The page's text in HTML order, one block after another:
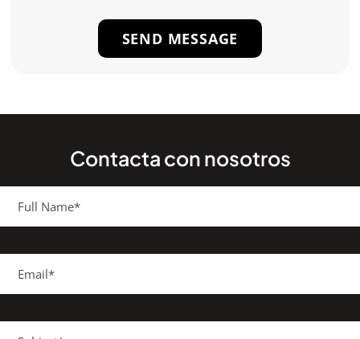
Contacta con nosotros